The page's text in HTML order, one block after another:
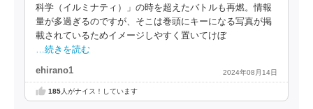
科学（イルミナティ）」の時を超えたバトルも再燃。情報
量が多過ぎるのですが、そこは巻頭にキーになる写真が掲
載されているためイメージしやすく置いてけぼ
…続きを読む
ehirano1 2024年08月14日
185人がナイス！しています